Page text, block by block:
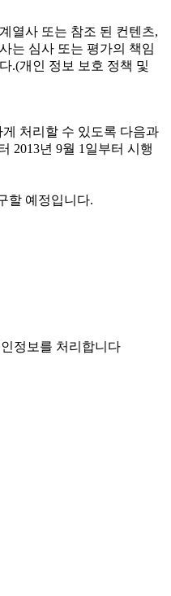
열사 또는 참조 된 컨텐츠,
는 심사 또는 평가의 책임
.(개인 정보 보호 정책 및
처리할 수 있도록 다음과
2013년 9월 1일부터 시행
할 예정입니다.
정보를 처리합니다